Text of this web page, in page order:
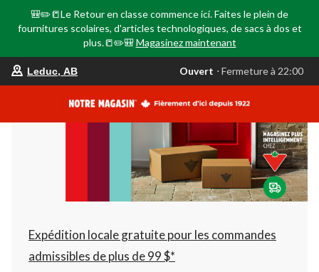
🎒✏️📒Le Retour en classe commence ici. Faites le plein de
fournitures scolaires, d'articles technologiques, de sacs à dos et
plus.📒✏️🎒 Magasinez maintenant
votre
est
AB,
Ouvert,
Fermeture
à
22:00
changer
Leduc, AB Ouvert ⋅ Fermeture à 22:00
Expédition locale gratuite pour les commandes
admissibles de plus de 99 $*